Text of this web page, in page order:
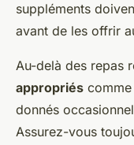
suppléments
avant de les offrir
Au-delà des repas
appropriés
donnés
Assurez-vous